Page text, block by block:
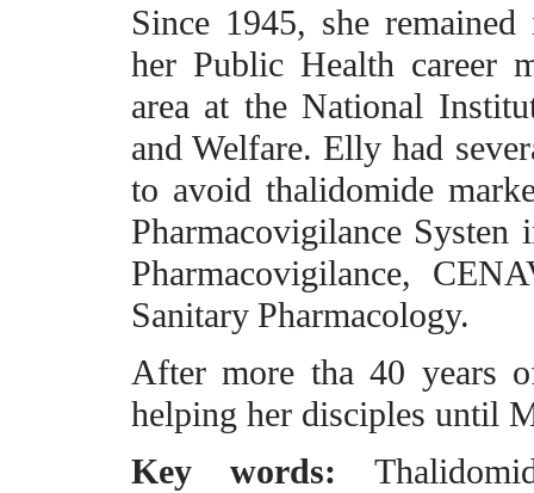
Since 1945, she
her Public Health career
area at the National
and Welfare. Elly had
to avoid thalidomide
Pharmacovigilance Systen
Pharmacovigilance,
Sanitary Pharmacology.
After more tha 40 years
helping her disciples until
Key words: